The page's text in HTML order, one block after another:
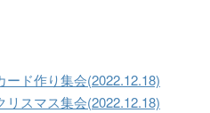
ード作り集会(2022.12.18)
リスマス集会(2022.12.18)